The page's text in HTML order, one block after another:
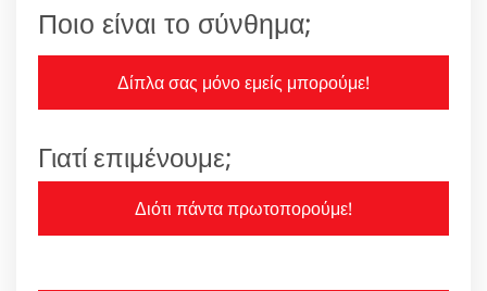
Ποιο είναι το σύνθημα;
Δίπλα σας μόνο εμείς μπορούμε!
Γιατί επιμένουμε;
Διότι πάντα πρωτοπορούμε!